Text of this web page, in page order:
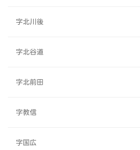
字北川後
字北谷道
字北前田
字教信
字国広